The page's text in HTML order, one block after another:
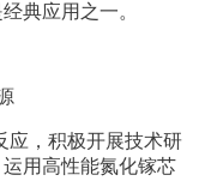
典应用之一。
应，积极开展技术研
用高性能氮化镓芯